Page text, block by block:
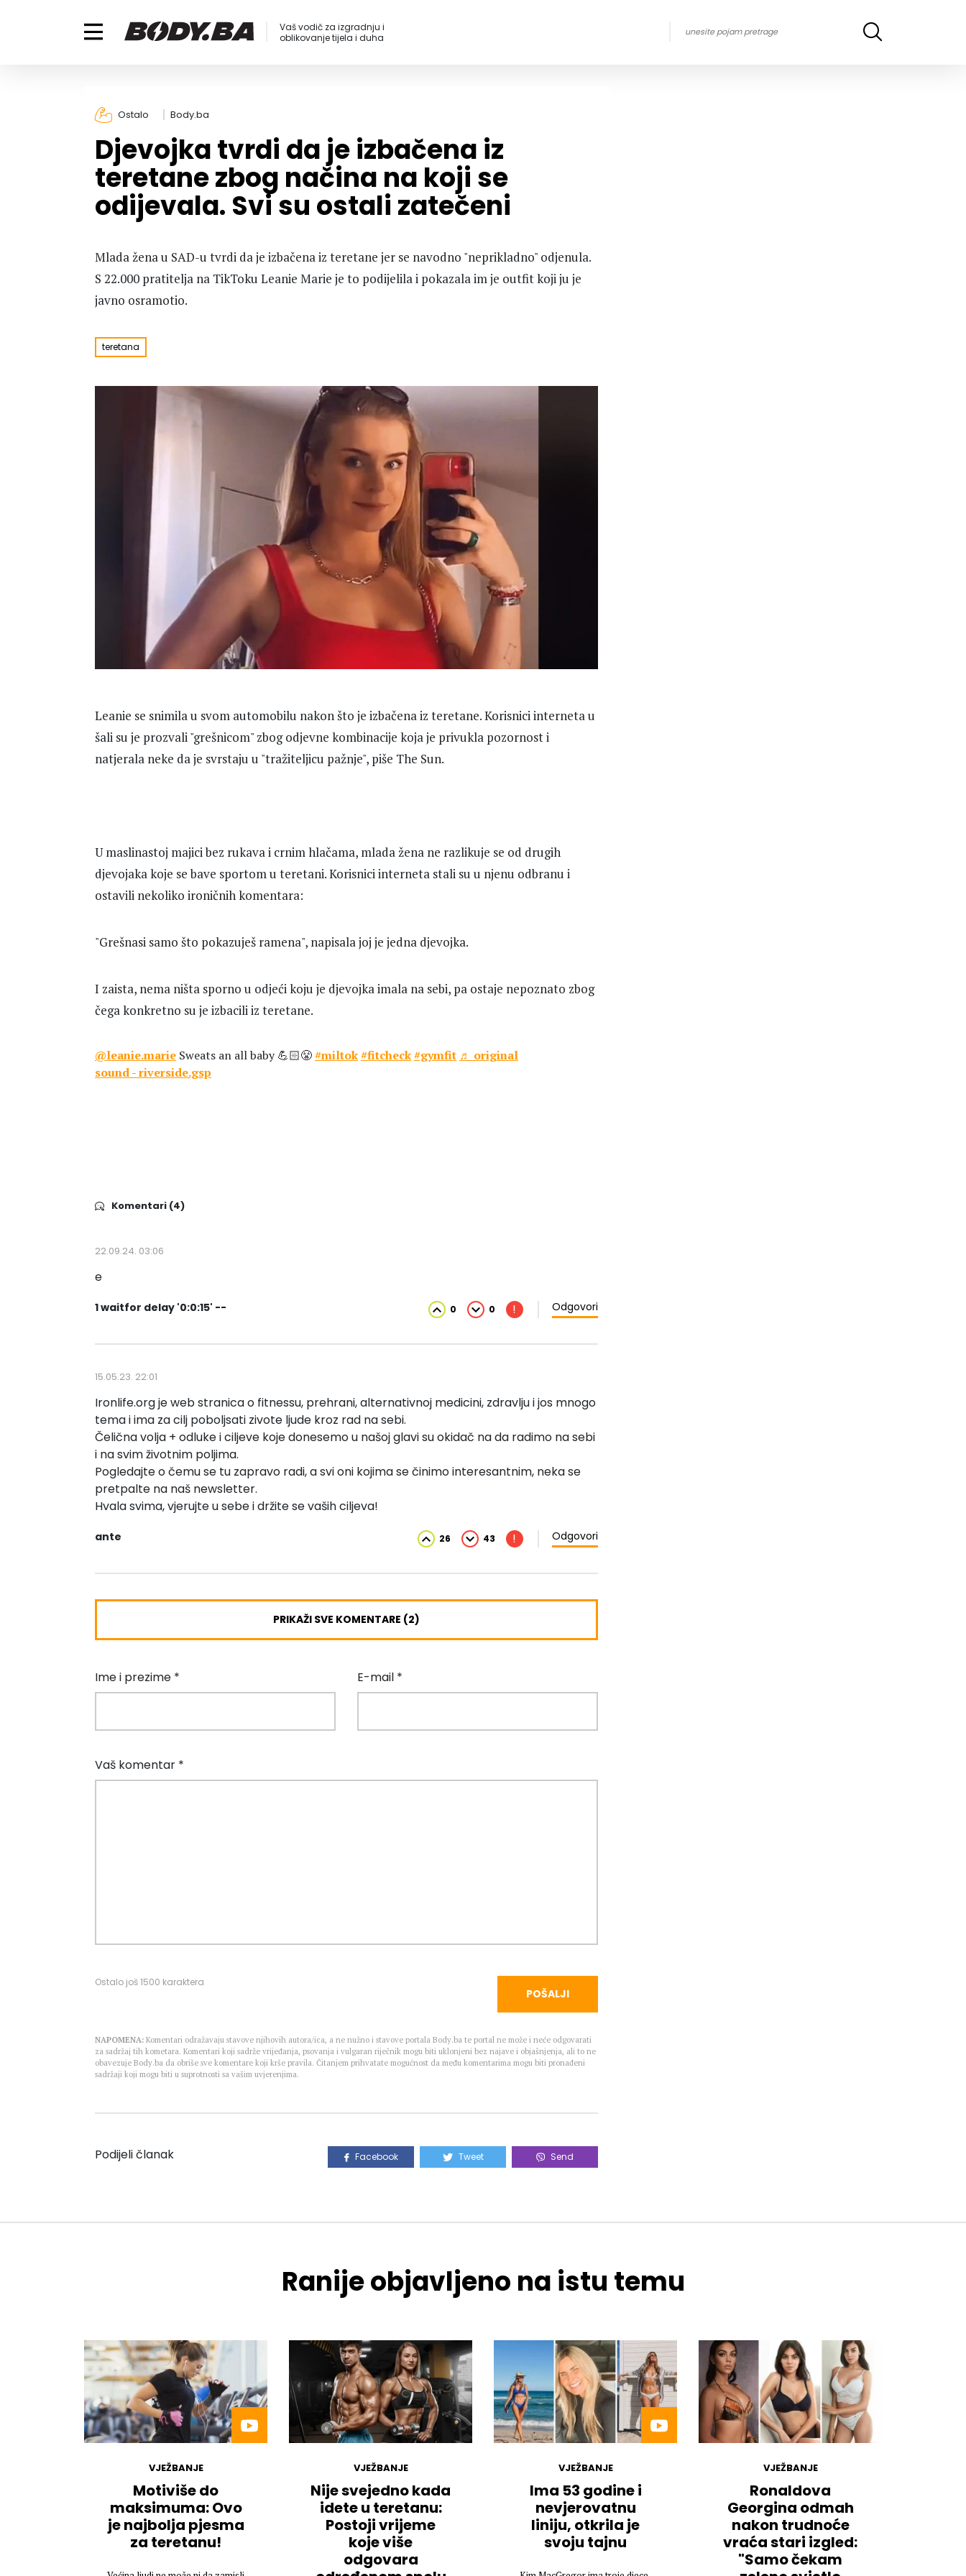
Vaš vodič za izgradnju i
oblikovanje tijela i duha
Ostalo Body.ba
Djevojka tvrdi da je izbačena iz
teretane zbog načina na koji se
odijevala. Svi su ostali zatečeni
Mlada žena u SAD-u tvrdi da je izbačena iz teretane jer se navodno "neprikladno" odjenula.
S 22.000 pratitelja na TikToku Leanie Marie je to podijelila i pokazala im je outfit koji ju je
javno osramotio.
teretana
Leanie se snimila u svom automobilu nakon što je izbačena iz teretane. Korisnici interneta u
šali su je prozvali "grešnicom" zbog odjevne kombinacije koja je privukla pozornost i
natjerala neke da je svrstaju u "tražiteljicu pažnje", piše The Sun.
U maslinastoj majici bez rukava i crnim hlačama, mlada žena ne razlikuje se od drugih
djevojaka koje se bave sportom u teretani. Korisnici interneta stali su u njenu odbranu i
ostavili nekoliko ironičnih komentara:
"Grešnasi samo što pokazuješ ramena", napisala joj je jedna djevojka.
I zaista, nema ništa sporno u odjeći koju je djevojka imala na sebi, pa ostaje nepoznato zbog
čega konkretno su je izbacili iz teretane.
@leanie.marie Sweats an all baby 💪🏻😤#miltok#fitcheck#gymfit ♬ original
sound - riverside.gsp
Komentari (4)
22.09.24. 03:06
e
1 waitfor delay '0:0:15' -- 0 0 ! Odgovori
15.05.23. 22:01
Ironlife.org je web stranica o fitnessu, prehrani, alternativnoj medicini, zdravlju i jos mnogo
tema i ima za cilj poboljsati zivote ljude kroz rad na sebi.
Čelična volja + odluke i ciljeve koje donesemo u našoj glavi su okidač na da radimo na sebi
i na svim životnim poljima.
Pogledajte o čemu se tu zapravo radi, a svi oni kojima se činimo interesantnim, neka se
pretpalte na naš newsletter.
Hvala svima, vjerujte u sebe i držite se vaših ciljeva!
ante 26 43 ! Odgovori
PRIKAŽI SVE KOMENTARE (2)
Ime i prezime * E-mail *
Vaš komentar *
Ostalo još1500 karaktera
POŠALJI
NAPOMENA: Komentari odražavaju stavove njihovih autora/ica, a ne nužno i stavove portala Body.ba te portal ne može i neće odgovarati
za sadržaj tih kometara. Komentari koji sadrže vrijeđanja, psovanja i vulgaran riječnik mogu biti uklonjeni bez najave i objašnjenja, ali to ne
obavezuje Body.ba da obriše sve komentare koji krše pravila. Čitanjem prihvatate mogućnost da među komentarima mogu biti pronađeni
sadržaji koji mogu biti u suprotnosti sa vašim uvjerenjima.
Podijeli članak Facebook Tweet Send
Ranije objavljeno na istu temu
VJEŽBANJE
Motiviše do
maksimuma: Ovo
je najbolja pjesma
za teretanu!
VJEŽBANJE
Nije svejedno kada
idete u teretanu:
Postoji vrijeme
koje više
odgovara
VJEŽBANJE
Ima 53 godine i
nevjerovatnu
liniju, otkrila je
svoju tajnu
VJEŽBANJE
Ronaldova
Georgina odmah
nakon trudnoće
vraća stari izgled:
"Samo čekam